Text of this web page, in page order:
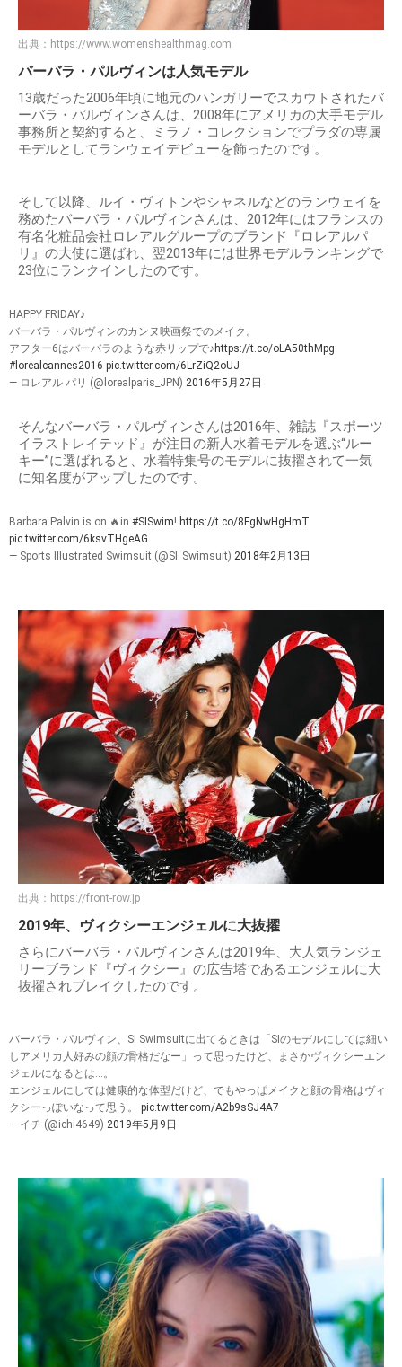
出典： https://www.womenshealthmag.com
バーバラ・パルヴィンは人気モデル
13歳だった2006年頃に地元のハンガリーでスカウトされたバ
ーバラ・パルヴィンさんは、2008年にアメリカの大手モデル
事務所と契約すると、ミラノ・コレクションでプラダの専属
モデルとしてランウェイデビューを飾ったのです。
そして以降、ルイ・ヴィトンやシャネルなどのランウェイを
務めたバーバラ・パルヴィンさんは、2012年にはフランスの
有名化粧品会社ロレアルグループのブランド『ロレアルパ
リ』の大使に選ばれ、翌2013年には世界モデルランキングで
23位にランクインしたのです。
HAPPY FRIDAY♪
バーバラ・パルヴィンのカンヌ映画祭でのメイク。
アフター6はバーバラのような赤リップで♪ https://t.co/oLA50thMpg
#lorealcannes2016 pic.twitter.com/6LrZiQ2oUJ
— ロレアル パリ (@lorealparis_JPN) 2016年5月27日
そんなバーバラ・パルヴィンさんは2016年、雑誌『スポーツ
イラストレイテッド』が注目の新人水着モデルを選ぶ“ルー
キー”に選ばれると、水着特集号のモデルに抜擢されて一気
に知名度がアップしたのです。
Barbara Palvin is on 🔥in #SISwim! https://t.co/8FgNwHgHmT
pic.twitter.com/6ksvTHgeAG
— Sports Illustrated Swimsuit (@SI_Swimsuit) 2018年2月13日
出典： https://front-row.jp
2019年、ヴィクシーエンジェルに大抜擢
さらにバーバラ・パルヴィンさんは2019年、大人気ランジェ
リーブランド『ヴィクシー』の広告塔であるエンジェルに大
抜擢されブレイクしたのです。
バーバラ・パルヴィン、SI Swimsuitに出てるときは「SIのモデルにしては細い
しアメリカ人好みの顔の骨格だなー」って思ったけど、まさかヴィクシーエン
ジェルになるとは…。
エンジェルにしては健康的な体型だけど、でもやっぱメイクと顔の骨格はヴィ
クシーっぽいなって思う。 pic.twitter.com/A2b9sSJ4A7
— イチ (@ichi4649) 2019年5月9日